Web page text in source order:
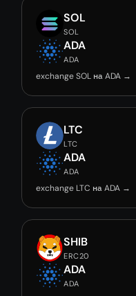
SOL
SOL
ADA
ADA
exchange SOL на ADA →
LTC
LTC
ADA
ADA
exchange LTC на ADA →
SHIB
ERC20
ADA
ADA